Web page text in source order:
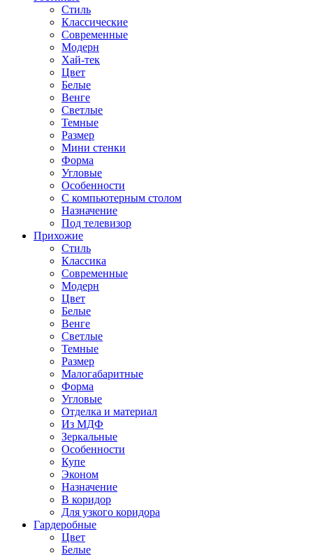
Стиль
Классические
Современные
Модерн
Хай-тек
Цвет
Белые
Венге
Светлые
Темные
Размер
Мини стенки
Форма
Угловые
Особенности
С компьютерным столом
Назначение
Под телевизор
Прихожие
Стиль
Классика
Современные
Модерн
Цвет
Белые
Венге
Светлые
Темные
Размер
Малогабаритные
Форма
Угловые
Отделка и материал
Из МДФ
Зеркальные
Особенности
Купе
Эконом
Назначение
В коридор
Для узкого коридора
Гардеробные
Цвет
Белые